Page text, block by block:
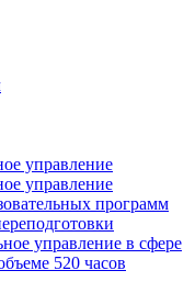
управление
управление
программ
управление в сфере
520 часов